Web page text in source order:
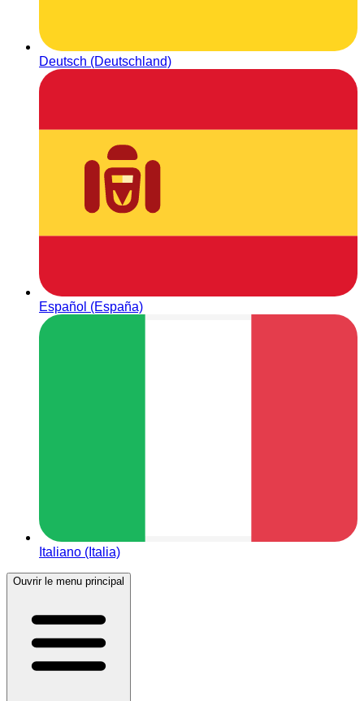
Deutsch (Deutschland)
Español (España)
Italiano (Italia)
Ouvrir le menu principal